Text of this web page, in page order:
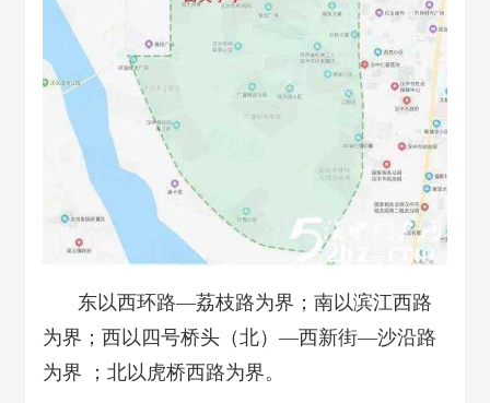
东以西环路—荔枝路为界；南以滨江西路
为界；西以四号桥头（北）—西新街—沙沿路
为界 ；北以虎桥西路为界。